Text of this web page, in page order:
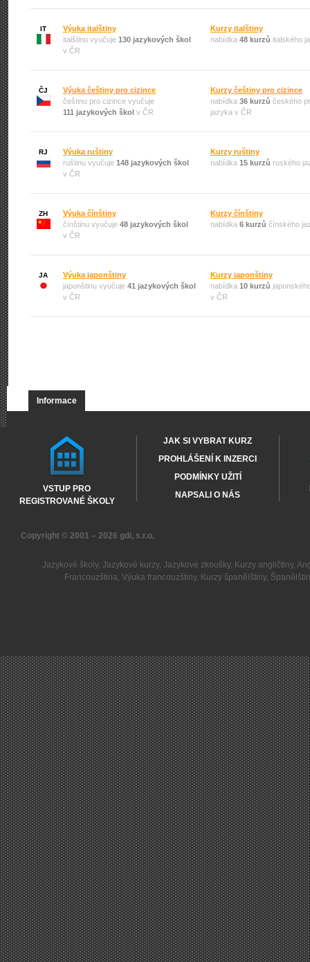
IT
Výuka italštiny
italštinu vyučuje 130 jazykových škol
v ČR
Kurzy italštiny
nabídka 48 kurzů italského
ČJ
Výuka češtiny pro cizince
češtinu pro cizince vyučuje
111 jazykových škol v ČR
Kurzy češtiny pro cizince
nabídka 36 kurzů českého
jazyka v ČR
RJ
Výuka ruštiny
ruštinu vyučuje 148 jazykových škol
v ČR
Kurzy ruštiny
nabídka 15 kurzů ruského
ZH
Výuka čínštiny
čínštinu vyučuje 48 jazykových škol
v ČR
Kurzy čínštiny
nabídka 6 kurzů čínského
JA
Výuka japonštiny
japonštinu vyučuje 41 jazykových škol
v ČR
Kurzy japonštiny
nabídka 10 kurzů
v ČR
Informace
VSTUP PRO
REGISTROVANÉ ŠKOLY
JAK SI VYBRAT KURZ
PROHLÁŠENÍ K INZERCI
PODMÍNKY UŽITÍ
NAPSALI O NÁS
Copyright © 2001 – 2026 gdi, s.r.o.
Jazykové školy, Jazykové kurzy, Jazykové zkoušky, Kurzy angličtiny,
Francouzština,Výuka francouzštiny, Kurzy španělštiny,